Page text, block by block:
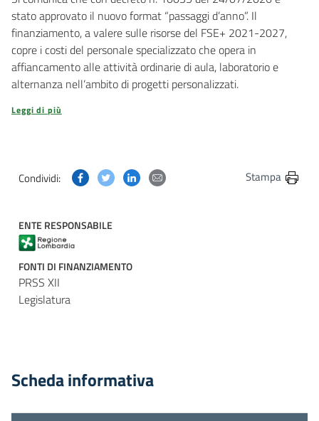
stato approvato il nuovo format “passaggi d’anno”. Il
finanziamento, a valere sulle risorse del FSE+ 2021-2027,
copre i costi del personale specializzato che opera in
affiancamento alle attività ordinarie di aula, laboratorio e
alternanza nell’ambito di progetti personalizzati.
Leggi di più
Condividi: Condividi questa pagina su Facebook
Condividi questa pagina su Twitter
Condividi questa pagina su Linkedin
Condividi questa pagina via
Stampa
ENTE RESPONSABILE
FONTI DI FINANZIAMENTO
PRSS XII
Legislatura
Scheda informativa